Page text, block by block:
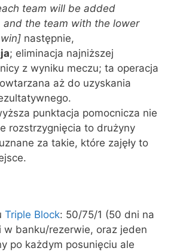
team will be added
and the team with the lower
następnie,
; eliminacja najniższej
z wyniku meczu; ta operacja
aż do uzyskania
punktacja pomocnicza nie
rozstrzygnięcia to drużyny
za takie, które zajęły to
Triple Block: 50/75/1 (50 dni na
w banku/rezerwie, oraz jeden
po każdym posunięciu ale